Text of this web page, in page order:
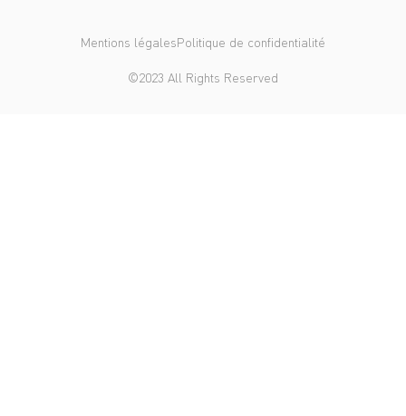
Mentions légalesPolitique de confidentialité
©2023 All Rights Reserved